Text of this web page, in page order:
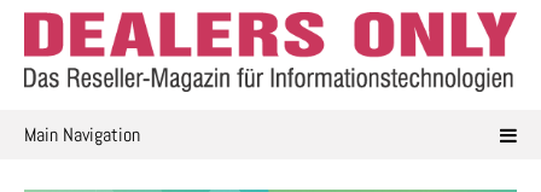
Skip
content
Main Navigation